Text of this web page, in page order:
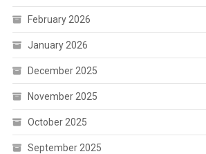
February 2026
January 2026
December 2025
November 2025
October 2025
September 2025